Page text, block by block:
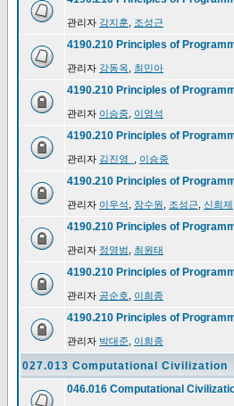
관리자 강지훈 조성근
4190.210 Principles of
관리자 강동옥 최민아
4190.210 Principles of
관리자 이승중 이영석
4190.210 Principles of
관리자 김진영_ 이승중
4190.210 Principles of
관리자 이우석 장수원 조성근 신희제
4190.210 Principles of
관리자 정영범 최원태
4190.210 Principles of
관리자 공순호 이희종
4190.210 Principles of
관리자 박대준 이희종
027.013 Computational Civilization
046.016 Computational